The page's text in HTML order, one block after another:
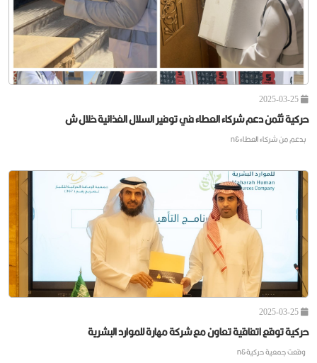
حركية تُثمن دعم شركاء العطاء في توفير السلال الغذائية خلال ش
بدعم من شركاء العطاء&n